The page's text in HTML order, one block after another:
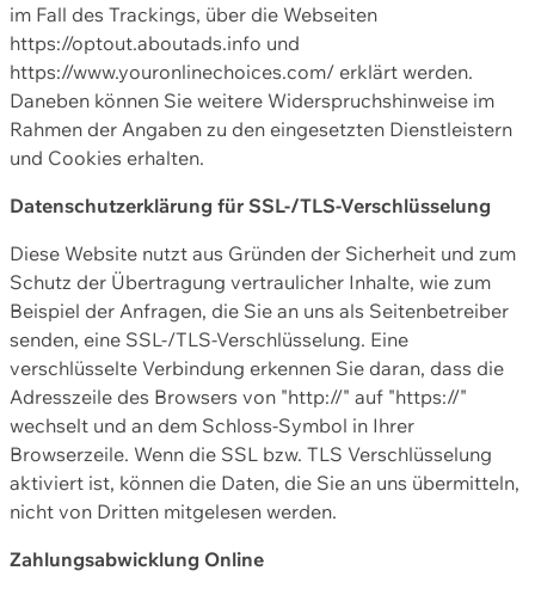
im Fall des Trackings, über die Webseiten
https://optout.aboutads.info und
https://www.youronlinechoices.com/ erklärt werden.
Daneben können Sie weitere Widerspruchshinweise im
Rahmen der Angaben zu den eingesetzten Dienstleistern
und Cookies erhalten.
Datenschutzerklärung für SSL-/TLS-Verschlüsselung
Diese Website nutzt aus Gründen der Sicherheit und zum
Schutz der Übertragung vertraulicher Inhalte, wie zum
Beispiel der Anfragen, die Sie an uns als Seitenbetreiber
senden, eine SSL-/TLS-Verschlüsselung. Eine
verschlüsselte Verbindung erkennen Sie daran, dass die
Adresszeile des Browsers von "http://" auf "https://"
wechselt und an dem Schloss-Symbol in Ihrer
Browserzeile. Wenn die SSL bzw. TLS Verschlüsselung
aktiviert ist, können die Daten, die Sie an uns übermitteln,
nicht von Dritten mitgelesen werden.
Zahlungsabwicklung Online